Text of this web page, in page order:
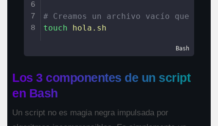
6
7
8
# Creamos un archivo vacío que
touch
hola.sh
Bash
Los 3 componentes de un script
en Bash
Un script no es magia negra impulsada por